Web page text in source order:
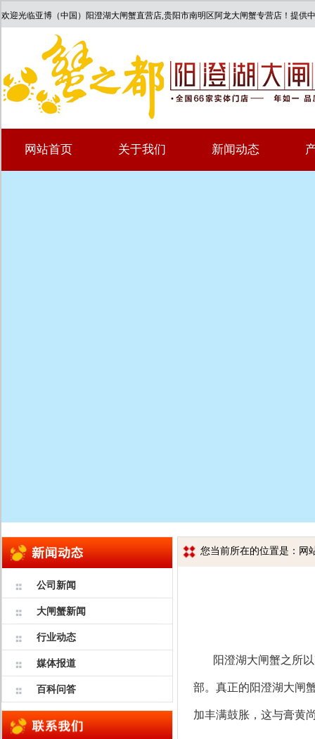
欢迎光临亚博（中国）阳澄湖大闸蟹直营店,贵阳市南明区阿龙大闸蟹专营店！提供
网站首页 关于我们 新闻动态
公司新闻
大闸蟹新闻
行业动态
媒体报道
百科问答
您当前所在的位置是：网
阳澄湖大闸蟹之所以
部。真正的阳澄湖大闸
加丰满鼓胀，这与膏黄